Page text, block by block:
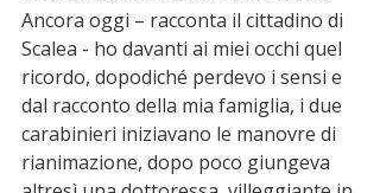
Ancora oggi – racconta il cittadino di
Scalea - ho davanti ai miei occhi quel
ricordo, dopodiché perdevo i sensi e
dal racconto della mia famiglia, i due
carabinieri iniziavano le manovre di
rianimazione, dopo poco giungeva